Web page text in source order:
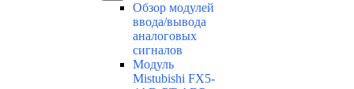
Обзор модулей
ввода/вывода
аналоговых
сигналов
Модуль
Mistubishi FX5-